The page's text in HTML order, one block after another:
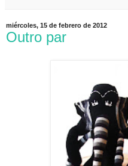
miércoles, 15 de febrero de 2012
Outro par